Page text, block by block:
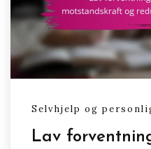
Selvhjelp og
Lav